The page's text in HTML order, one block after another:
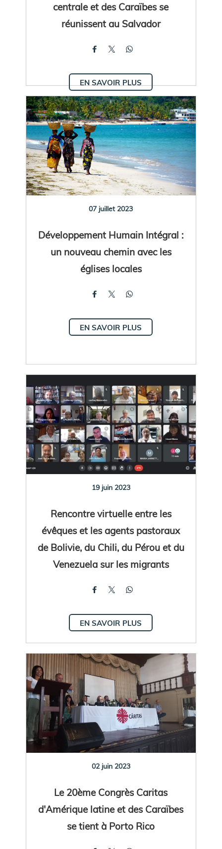
centrale et des Caraïbes se
réunissent au Salvador
EN SAVOIR PLUS
07 juillet 2023
Développement Humain Intégral :
un nouveau chemin avec les
églises locales
EN SAVOIR PLUS
19 juin 2023
Rencontre virtuelle entre les
évêques et les agents pastoraux
de Bolivie, du Chili, du Pérou et du
Venezuela sur les migrants
EN SAVOIR PLUS
02 juin 2023
Le 20ème Congrès Caritas
d'Amérique latine et des Caraïbes
se tient à Porto Rico